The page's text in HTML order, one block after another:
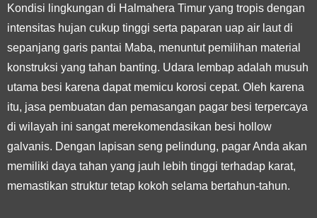
Kondisi lingkungan di Halmahera Timur yang tropis dengan
intensitas hujan cukup tinggi serta paparan uap air laut di
sepanjang garis pantai Maba, menuntut pemilihan material
konstruksi yang tahan banting. Udara lembap adalah musuh
utama besi karena dapat memicu korosi cepat. Oleh karena
itu, jasa pembuatan dan pemasangan pagar besi terpercaya
di wilayah ini sangat merekomendasikan besi hollow
galvanis. Dengan lapisan seng pelindung, pagar Anda akan
memiliki daya tahan yang jauh lebih tinggi terhadap karat,
memastikan struktur tetap kokoh selama bertahun-tahun.